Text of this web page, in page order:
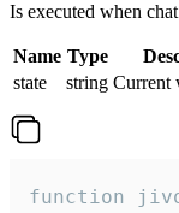
Is executed when
Name Type
state
string Current
function